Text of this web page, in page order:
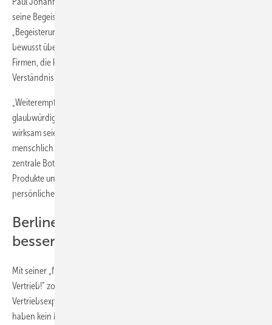
seine Begeisterungsformel vor (Begeisterung ist die Erwartung plus X):
„Begeisterung entsteht, wenn Erwartungen nicht nur erfüllt, sondern
bewusst übertroffen werden.“ Grundlage seien die sogenannten 8-%-
Firmen, die konsequent kundenzentriert handeln und über ein tiefes
Verständnis für rationale und emotionale Bedürfnisse verfügen.
„Weiterempfehlung ist die härteste Währung, da sie deutlich
glaubwürdiger ist als Werbung“, erklärte Baumgartner. Besonders
wirksam seien Begeisterungsfaktoren, wenn sie überraschend,
menschlich und als einzigartig wahrgenommen werden. Seine
zentrale Botschaft: „Der Mensch ist der größte Begeisterungsfaktor.
Produkte und Services sind austauschbar – Haltung, Emotion und
persönliches Engagement machen den Unterschied.“
Berliner Direktheit: „Lachen verkauft
besser als Hackfresse“
Mit seiner „frechen Berliner Schnauze“ und dem Motto „Vorfahrt
Vertrieb!“ zog Jens Löser die Teilnehmer in seinen Bann. Der Berliner
Vertriebsexperte setzte auf alte Tugenden wie Mut und Disziplin: „Wir
haben kein Motivations-, sondern ein Disziplinproblem.“ Ganz direkt